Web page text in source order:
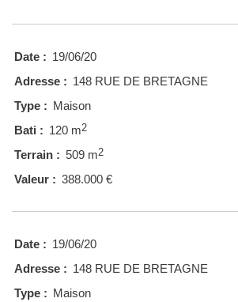
Date : 19/06/20
Adresse : 148 RUE DE BRETAGNE
Type : Maison
Bati : 120 m2
Terrain : 509 m2
Valeur : 388.000 €
Date : 19/06/20
Adresse : 148 RUE DE BRETAGNE
Type : Maison